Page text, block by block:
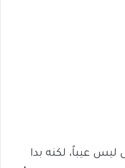
ليس عيباً، لكنه بدا